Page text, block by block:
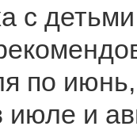
с
по
июле и